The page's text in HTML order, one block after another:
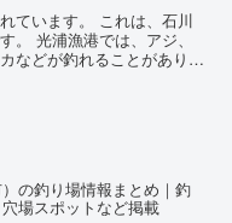
ています。 これは、石川
。 光浦漁港では、アジ、
などが釣れることがありま
の釣り場情報まとめ｜釣
場スポットなど掲載